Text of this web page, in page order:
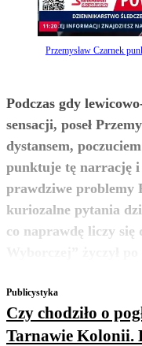
Przemysław Czarnek
Podczas gdy
sensacji, poseł
dystansem,
punktuje tę narrację i
prawdziwe problemy
kuriozalne pytania
co naprawdę liczy się
Publicystyka
Czy chodziło o
Tarnawie Kolonii.